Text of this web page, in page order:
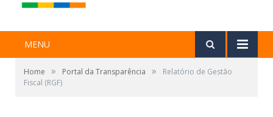
MENU
Home » Portal da Transparência »
Relatório de Gestão
Fiscal (RGF)